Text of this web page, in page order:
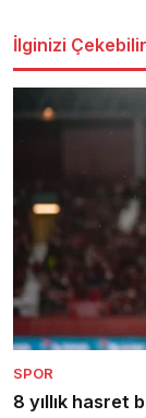
İlginizi Çekebilir
SPOR
8 yıllık hasret